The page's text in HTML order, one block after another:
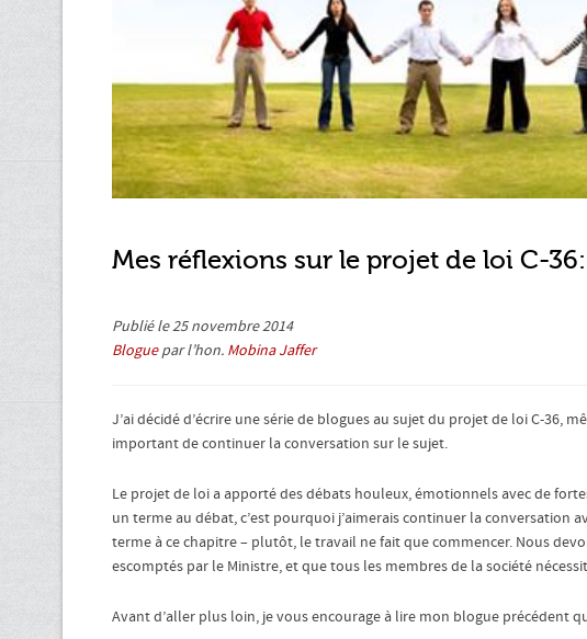
Mes réflexions sur le projet de loi C-
Publié le 25 novembre 2014
Bloguepar l’hon. Mobina Jaffer
J’ai décidé d’écrire une série de blogues au sujet du projet de loi C-36,
important de continuer la conversation sur le sujet.
Le projet de loi a apporté des débats houleux, émotionnels avec de
un terme au débat, c’est pourquoi j’aimerais continuer la conversation
terme à ce chapitre – plutôt, le travail ne fait que commencer. Nous
escomptés par le Ministre, et que tous les membres de la société
Avant d’aller plus loin, je vous encourage à lire mon blogue précédent